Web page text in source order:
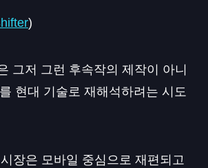
)
그저 그런 후속작의 제작이 아니
현대 기술로 재해석하려는 시도
장은 모바일 중심으로 재편되고